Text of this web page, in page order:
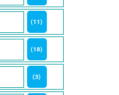
(11)
(18)
(3)